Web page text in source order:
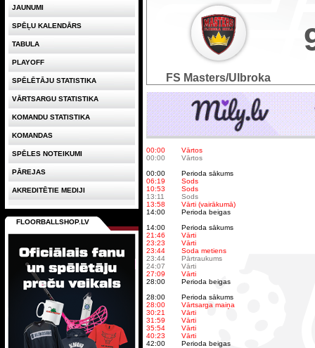
FS Masters/Ulbroka
00:00
Vārtos
00:00
Vārtos
00:00
Perioda sākums
06:19
Sods
10:53
Sods
13:11
Sods
13:58
Vārti (vairākumā)
14:00
Perioda beigas
14:00
Perioda sākums
21:46
Vārti
23:23
Vārti
23:44
Soda metiens
23:44
Pārtraukums
24:07
Vārti
27:09
Vārti
28:00
Perioda beigas
28:00
Perioda sākums
28:00
Vārtsarga maiņa
30:21
Vārti
31:59
Vārti
35:54
Vārti
40:23
Vārti
42:00
Perioda beigas
JAUNUMI
SPĒĻU KALENDĀRS
TABULA
PLAYOFF
SPĒLĒTĀJU STATISTIKA
VĀRTSARGU STATISTIKA
KOMANDU STATISTIKA
KOMANDAS
SPĒLES NOTEIKUMI
PĀREJAS
AKREDITĒTIE MEDIJI
FLOORBALLSHOP.LV